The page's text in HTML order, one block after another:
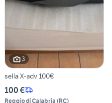
3
sella X-adv 100€
100 €
Reggio di Calabria (RC)